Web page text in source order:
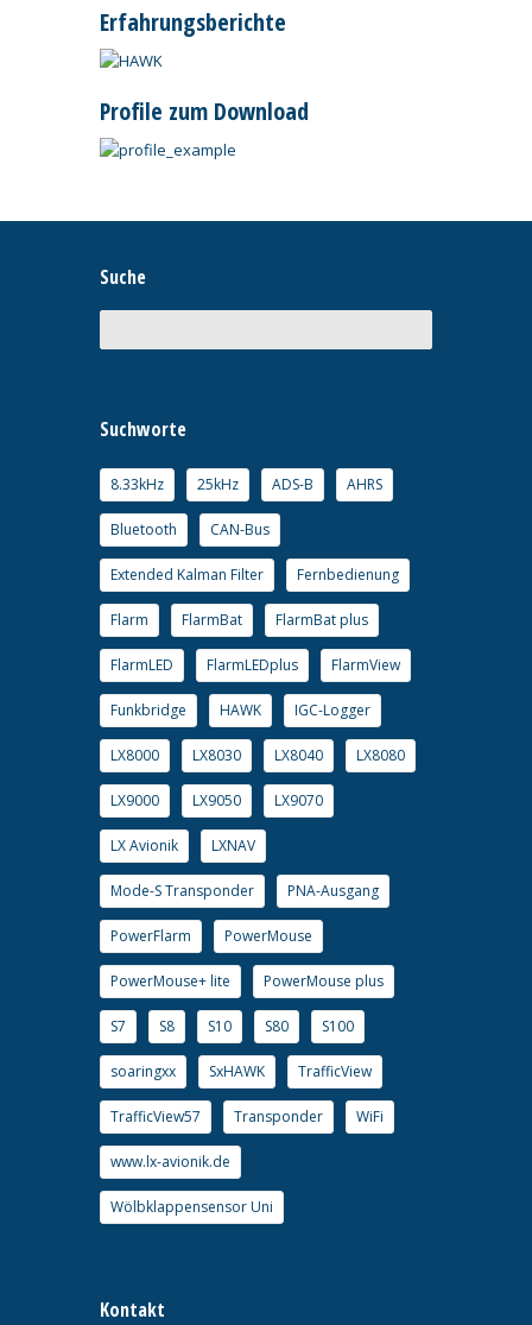
Erfahrungsberichte
Profile zum Download
Suche
Suchworte
8.33kHz 25kHz ADS-B AHRS
Bluetooth CAN-Bus
Extended Kalman Filter Fernbedienung
Flarm FlarmBat FlarmBat plus
FlarmLED FlarmLEDplus FlarmView
Funkbridge HAWK IGC-Logger
LX8000 LX8030 LX8040 LX8080
LX9000 LX9050 LX9070
LX Avionik LXNAV
Mode-S Transponder PNA-Ausgang
PowerFlarm PowerMouse
PowerMouse+ lite PowerMouse plus
S7 S8 S10 S80 S100
soaringxx SxHAWK TrafficView
TrafficView57 Transponder WiFi
www.lx-avionik.de
Wölbklappensensor Uni
Kontakt